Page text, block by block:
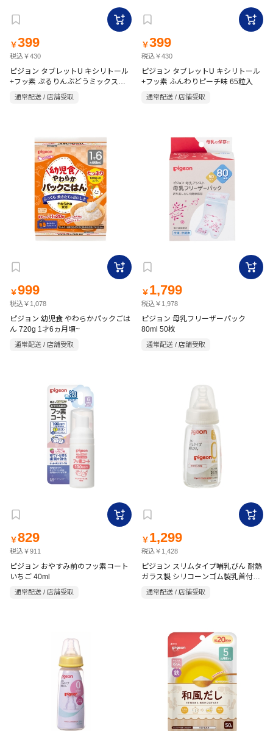
￥399
税込￥430
ピジョン タブレットU キシリトール
+フッ素 ぷるりんぶどうミックス味
65粒入
通常配送 / 店舗受取
￥399
税込￥430
ピジョン タブレットU キシリトール
+フッ素 ふんわりピーチ味 65粒入
通常配送 / 店舗受取
￥999
税込￥1,078
ピジョン 幼児食 やわらかパックごは
ん 720g 1才6ヵ月頃~
通常配送 / 店舗受取
￥ 1,799
税込￥1,978
ピジョン 母乳フリーザーパック
80ml 50枚
通常配送 / 店舗受取
￥829
税込￥911
ピジョン おやすみ前のフッ素コート
いちご 40ml
通常配送 / 店舗受取
￥ 1,299
税込￥1,428
ピジョン スリムタイプ哺乳びん 耐熱
ガラス製 シリコーンゴム製乳首付
通常配送 / 店舗受取